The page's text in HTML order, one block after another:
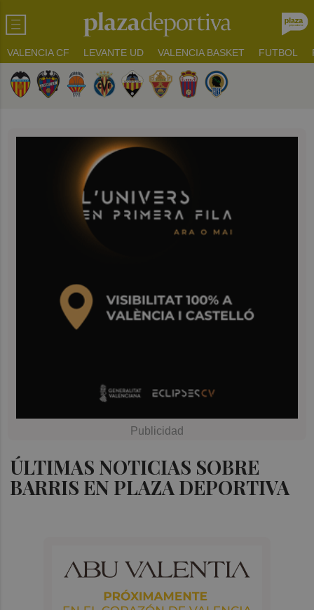
VALENCIA CF LEVANTE UD VALENCIA BASKET FUTBOL
ÚLTIMAS NOTICIAS SOBRE
BARRIS EN PLAZA DEPORTIVA